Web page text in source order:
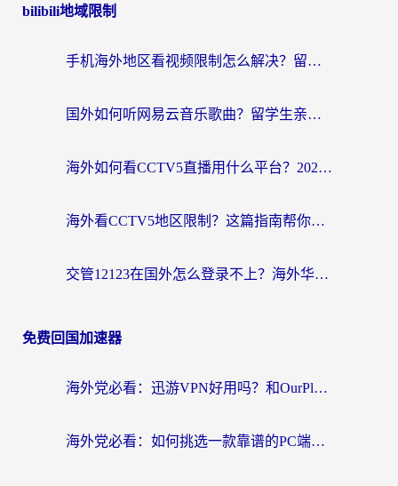
bilibili地域限制
手机海外地区看视频限制怎么解决？留学生亲测有效的回国加速器指南
国外如何听网易云音乐歌曲？留学生亲测有效的回国加速方案
海外如何看CCTV5直播用什么平台？2026最新指南：看欧洲杯、中超、奥运不再卡
海外看CCTV5地区限制？这篇指南帮你流畅看欧洲杯、NBA还听中文解说
交管12123在国外怎么登录不上？海外华人必看的回国加速器选择指南
免费回国加速器
海外党必看：迅游VPN好用吗？和OurPlay VPN对比哪个回国效果更好？附真实体验测评
海外党必看：如何挑选一款靠谱的PC端VPN，让回国冲浪不再卡顿